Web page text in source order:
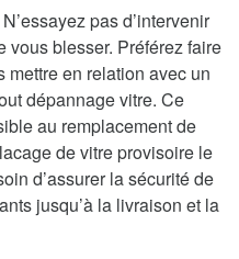
pas d’intervenir
vous blesser. Préférez faire
en relation avec un
dépannage vitre. Ce
au remplacement de
de vitre provisoire le
d’assurer la sécurité de
jusqu’à la livraison et la